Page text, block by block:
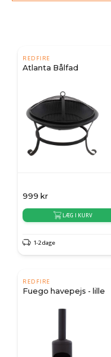
REDFIRE
Atlanta Bålfad
999 kr
LÆG I KURV
1-2 dage
REDFIRE
Fuego havepejs - lille